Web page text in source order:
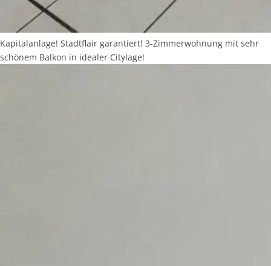
Kapitalanlage! Stadtflair garantiert! 3-Zimmerwohnung mit sehr
schönem Balkon in idealer Citylage!